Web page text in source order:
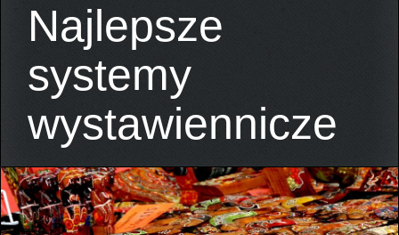
Najlepsze
systemy
wystawiennicze